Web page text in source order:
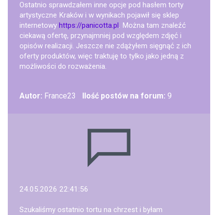
Ostatnio sprawdzałem inne opcje pod hasłem torty
artystyczne Kraków i w wynikach pojawił się sklep
internetowy https://panicotta.pl . Można tam znaleźć
ciekawą ofertę, przynajmniej pod względem zdjęć i
opisów realizacji. Jeszcze nie zdążyłem sięgnąć z ich
oferty produktów, więc traktuję to tylko jako jedną z
możliwości do rozważenia.
Autor: France23 Ilość postów na forum: 9
24.05.2026 22:41:56
Szukaliśmy ostatnio tortu na chrzest i byłam